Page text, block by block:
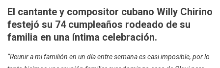
Su
El cantante y compositor cubano Willy Chirino
festejó su 74 cumpleaños rodeado de su
familia en una íntima celebración.
“Reunir a mi familión en un día entre semana es casi imposible, por lo